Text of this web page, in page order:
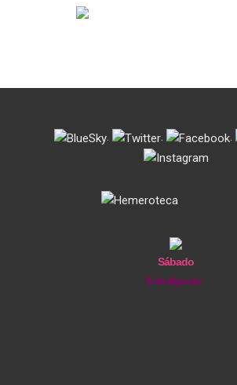
. . .
Sábado
8 de Agosto